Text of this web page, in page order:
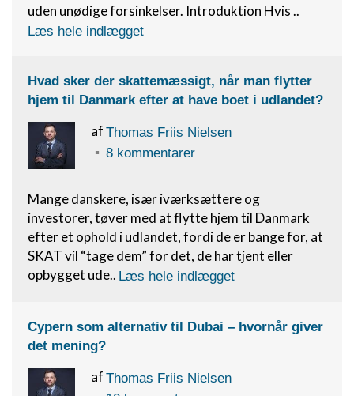
uden unødige forsinkelser. Introduktion Hvis ..
Læs hele indlægget
Hvad sker der skattemæssigt, når man flytter
hjem til Danmark efter at have boet i udlandet?
af Thomas Friis Nielsen
8 kommentarer
Mange danskere, især iværksættere og
investorer, tøver med at flytte hjem til Danmark
efter et ophold i udlandet, fordi de er bange for, at
SKAT vil “tage dem” for det, de har tjent eller
opbygget ude.. Læs hele indlægget
Cypern som alternativ til Dubai – hvornår giver
det mening?
af Thomas Friis Nielsen
Annoncering / marketing